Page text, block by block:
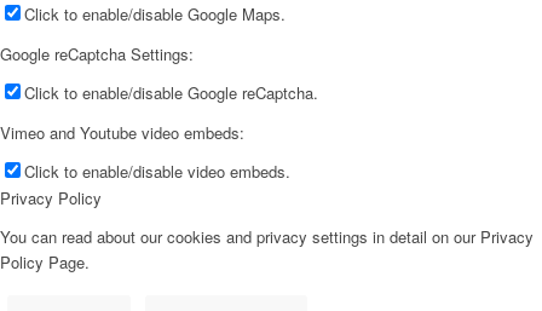
Click to enable/disable Google Maps.
Google reCaptcha Settings:
Click to enable/disable Google reCaptcha.
Vimeo and Youtube video embeds:
Click to enable/disable video embeds.
Privacy Policy
You can read about our cookies and privacy settings in detail on our Privacy
Policy Page.